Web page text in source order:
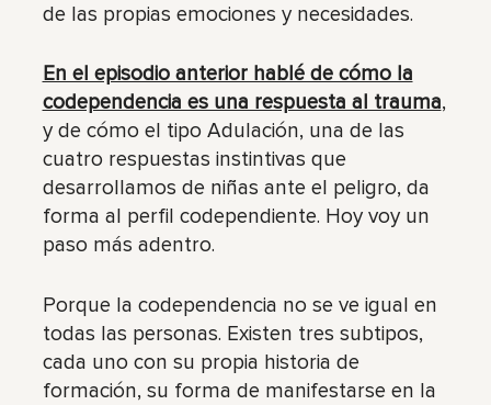
de las propias emociones y necesidades.
En el episodio anterior hablé de cómo la
codependencia es una respuesta al trauma,
y de cómo el tipo Adulación, una de las
cuatro respuestas instintivas que
desarrollamos de niñas ante el peligro, da
forma al perfil codependiente. Hoy voy un
paso más adentro.
Porque la codependencia no se ve igual en
todas las personas. Existen tres subtipos,
cada uno con su propia historia de
formación, su forma de manifestarse en la